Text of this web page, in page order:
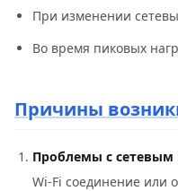
При изменении
Во время пиковых
Причины
Проблемы с
Wi-Fi соединение или